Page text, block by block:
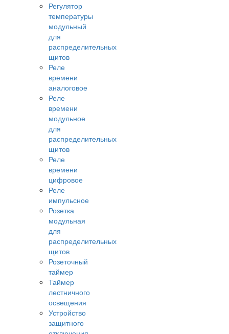
Регулятор
температуры
модульный
для
распределительных
щитов
Реле
времени
аналоговое
Реле
времени
модульное
для
распределительных
щитов
Реле
времени
цифровое
Реле
импульсное
Розетка
модульная
для
распределительных
щитов
Розеточный
таймер
Таймер
лестничного
освещения
Устройство
защитного